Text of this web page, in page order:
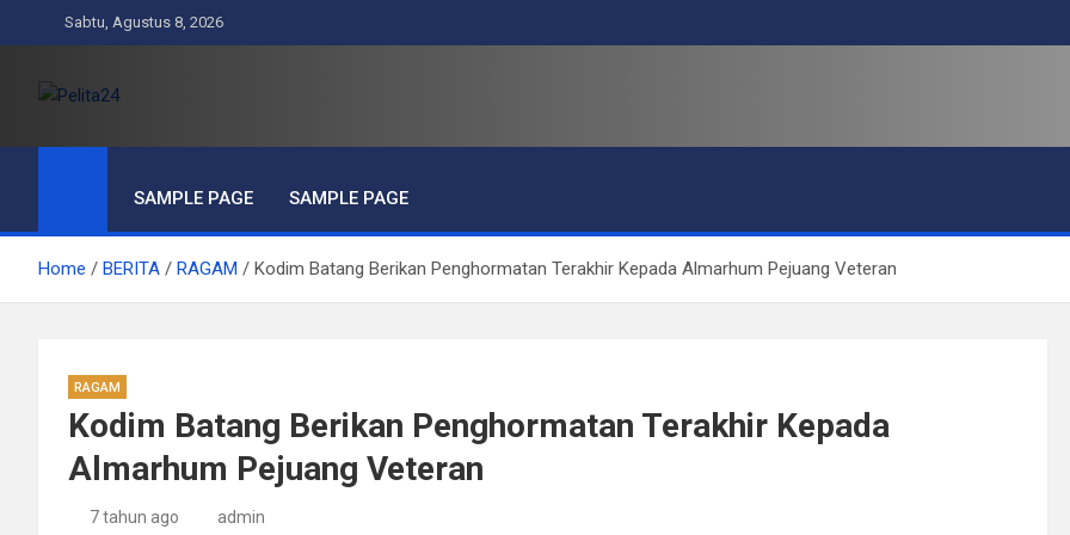
to
Sabtu, Agustus 8, 2026
Pelita24
SAMPLE PAGE SAMPLE PAGE
Home BERITA RAGAM Kodim Batang Berikan Penghormatan Terakhir Kepada Almarhum Pejuang Veteran
RAGAM
Kodim Batang Berikan Penghormatan Terakhir Kepada
Almarhum Pejuang Veteran
7 tahun ago admin